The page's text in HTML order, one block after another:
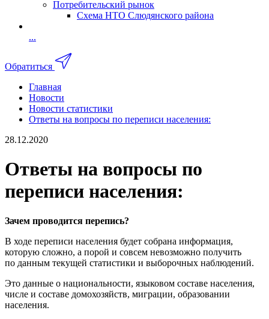
Потребительский рынок
Схема НТО Слюдянского района
...
Обратиться
Главная
Новости
Новости статистики
Ответы на вопросы по переписи населения:
28.12.2020
Ответы на вопросы по
переписи населения:
Зачем проводится перепись?
В ходе переписи населения будет собрана информация,
которую сложно, а порой и совсем невозможно получить
по данным текущей статистики и выборочных наблюдений.
Это данные о национальности, языковом составе населения,
числе и составе домохозяйств, миграции, образовании
населения.